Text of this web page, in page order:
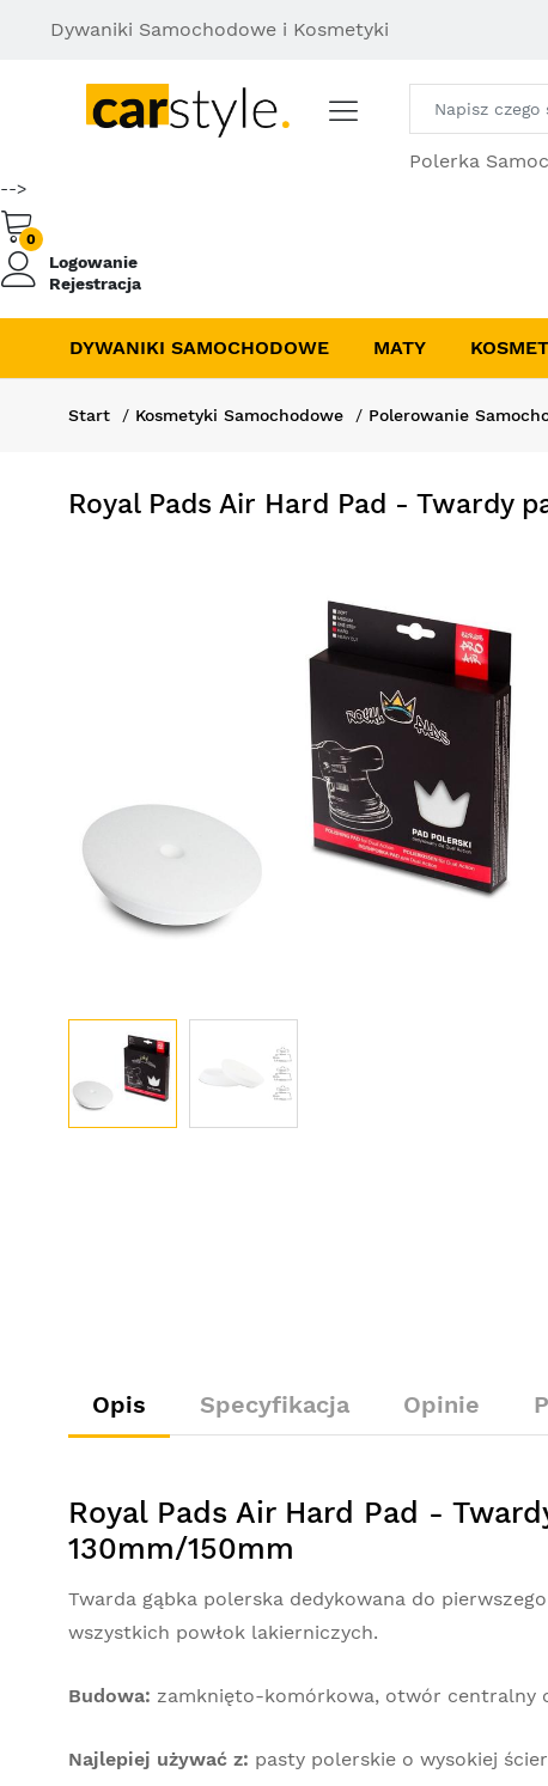
Dywaniki Samochodowe i Kosmetyki
Polerka
-->
0
Logowanie
Rejestracja
DYWANIKI SAMOCHODOWE MATY
Start Kosmetyki Samochodowe Polerowanie
Royal Pads Air Hard Pad - Twardy
Opis Specyfikacja Opinie
Royal Pads Air Hard Pad -
130mm/150mm
Twarda gąbka polerska dedykowana do
wszystkich powłok lakierniczych.
Budowa: zamknięto-komórkowa, otwór centralny
Najlepiej używać z: pasty polerskie o wysokiej